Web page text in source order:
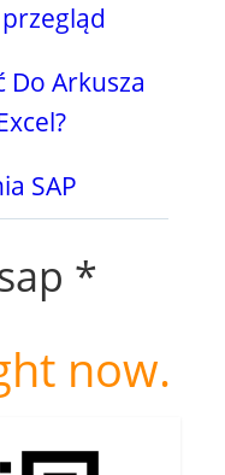
Do Arkusza
SAP
*
now.